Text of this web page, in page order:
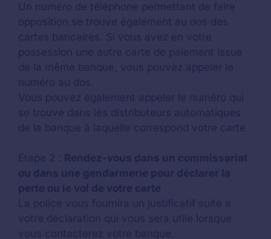
Un numéro de téléphone permettant de faire
opposition se trouve également au dos des
cartes bancaires. Si vous avez en votre
possession une autre carte de paiement issue
de la même banque, vous pouvez appeler le
numéro au dos.
Vous pouvez également appeler le numéro qui
se trouve dans les distributeurs automatiques
de la banque à laquelle correspond votre carte
Étape 2 : Rendez-vous dans un commissariat
ou dans une gendarmerie pour déclarer la
perte ou le vol de votre carte
La police vous fournira un justificatif suite à
votre déclaration qui vous sera utile lorsque
vous contacterez votre banque.